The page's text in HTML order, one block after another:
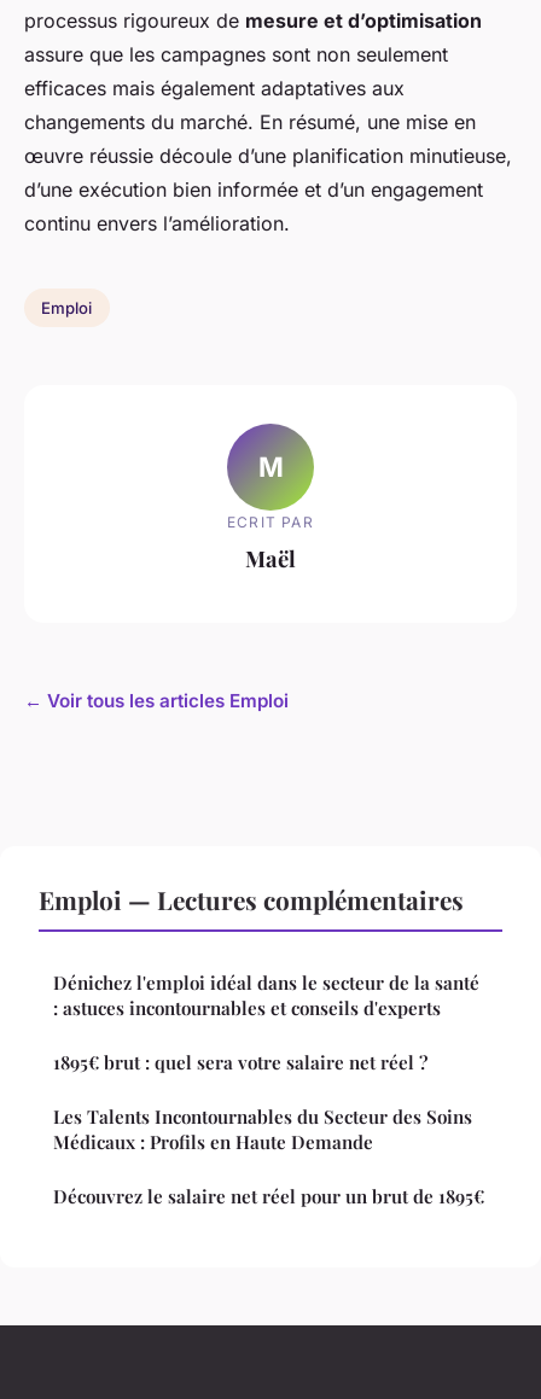
processus rigoureux de mesure et d’optimisation
assure que les campagnes sont non seulement
efficaces mais également adaptatives aux
changements du marché. En résumé, une mise en
œuvre réussie découle d’une planification minutieuse,
d’une exécution bien informée et d’un engagement
continu envers l’amélioration.
Emploi
M
ECRIT PAR
Maël
← Voir tous les articles Emploi
Emploi — Lectures complémentaires
Dénichez l'emploi idéal dans le secteur de la santé
: astuces incontournables et conseils d'experts
1895€ brut : quel sera votre salaire net réel ?
Les Talents Incontournables du Secteur des Soins
Médicaux : Profils en Haute Demande
Découvrez le salaire net réel pour un brut de 1895€